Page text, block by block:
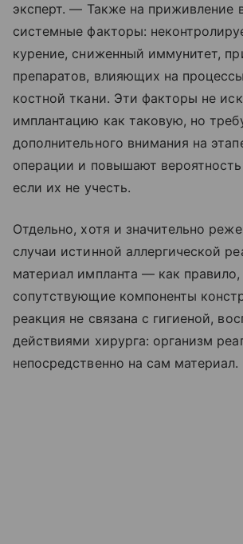
эксперт. — Также на приживление
системные факторы:
курение, сниженный иммунитет,
препаратов, влияющих на
костной ткани. Эти факторы не
имплантацию как таковую, но
дополнительного внимания на
операции и повышают
если их не учесть.
Отдельно, хотя и значительно
случаи истинной аллергической
материал импланта — как правило,
сопутствующие компоненты
реакция не связана с гигиеной,
действиями хирурга: организм
непосредственно на сам материал.